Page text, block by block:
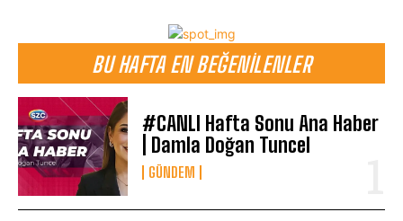
BU HAFTA EN BEĞENILENLER
#CANLI Hafta Sonu Ana Haber
| Damla Doğan Tuncel
GÜNDEM